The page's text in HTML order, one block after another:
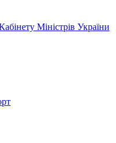
Міністрів України